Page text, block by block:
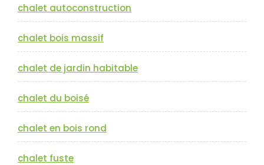
chalet autoconstruction
chalet bois massif
chalet de jardin habitable
chalet du boisé
chalet en bois rond
chalet fuste